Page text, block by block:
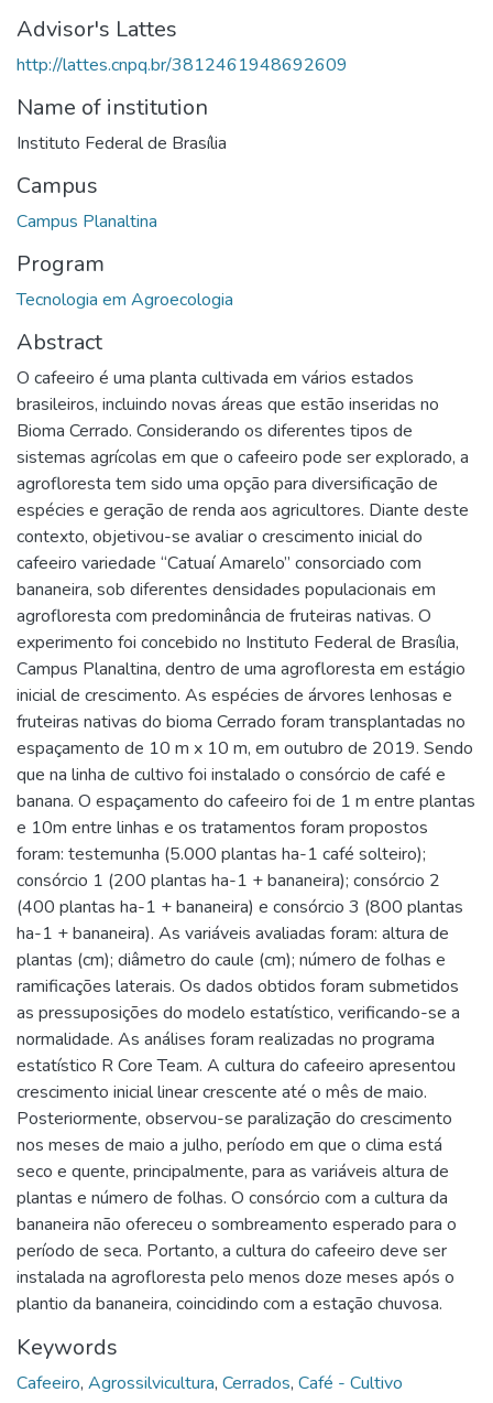
Advisor's Lattes
http://lattes.cnpq.br/3812461948692609
Name of institution
Instituto Federal de Brasília
Campus
Campus Planaltina
Program
Tecnologia em Agroecologia
Abstract
O cafeeiro é uma planta cultivada em vários estados
brasileiros, incluindo novas áreas que estão inseridas no
Bioma Cerrado. Considerando os diferentes tipos de
sistemas agrícolas em que o cafeeiro pode ser explorado, a
agrofloresta tem sido uma opção para diversificação de
espécies e geração de renda aos agricultores. Diante deste
contexto, objetivou-se avaliar o crescimento inicial do
cafeeiro variedade “Catuaí Amarelo” consorciado com
bananeira, sob diferentes densidades populacionais em
agrofloresta com predominância de fruteiras nativas. O
experimento foi concebido no Instituto Federal de Brasília,
Campus Planaltina, dentro de uma agrofloresta em estágio
inicial de crescimento. As espécies de árvores lenhosas e
fruteiras nativas do bioma Cerrado foram transplantadas no
espaçamento de 10 m x 10 m, em outubro de 2019. Sendo
que na linha de cultivo foi instalado o consórcio de café e
banana. O espaçamento do cafeeiro foi de 1 m entre plantas
e 10m entre linhas e os tratamentos foram propostos
foram: testemunha (5.000 plantas ha-1 café solteiro);
consórcio 1 (200 plantas ha-1 + bananeira); consórcio 2
(400 plantas ha-1 + bananeira) e consórcio 3 (800 plantas
ha-1 + bananeira). As variáveis avaliadas foram: altura de
plantas (cm); diâmetro do caule (cm); número de folhas e
ramificações laterais. Os dados obtidos foram submetidos
as pressuposições do modelo estatístico, verificando-se a
normalidade. As análises foram realizadas no programa
estatístico R Core Team. A cultura do cafeeiro apresentou
crescimento inicial linear crescente até o mês de maio.
Posteriormente, observou-se paralização do crescimento
nos meses de maio a julho, período em que o clima está
seco e quente, principalmente, para as variáveis altura de
plantas e número de folhas. O consórcio com a cultura da
bananeira não ofereceu o sombreamento esperado para o
período de seca. Portanto, a cultura do cafeeiro deve ser
instalada na agrofloresta pelo menos doze meses após o
plantio da bananeira, coincidindo com a estação chuvosa.
Keywords
Cafeeiro, Agrossilvicultura, Cerrados, Café - Cultivo